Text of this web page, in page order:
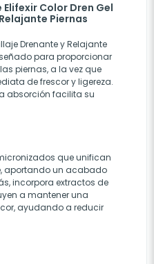
Color Dren Gel
Piernas
Drenante y Relajante
para proporcionar
piernas, a la vez que
de frescor y ligereza.
absorción facilita su
que unifican
aportando un acabado
incorpora extractos de
a mantener una
ayudando a reducir